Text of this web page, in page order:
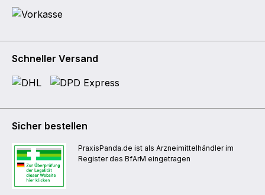
Schneller Versand
Sicher bestellen
PraxisPanda.de ist als Arzneimittelhändler im
Register des BfArM eingetragen